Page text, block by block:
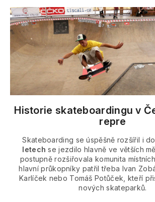
Historie skateboardingu v
repre
Skateboarding se úspěšně rozšířil i
letech se jezdilo hlavně ve větších
postupně rozšiřovala komunita
hlavní průkopníky patřil třeba Ivan
Karlíček nebo Tomáš Potůček, kteří
nových skateparků.